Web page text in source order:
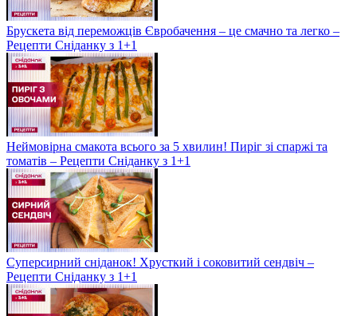
Брускета від переможців Євробачення – це смачно та легко –
Рецепти Сніданку з 1+1
Неймовірна смакота всього за 5 хвилин! Пиріг зі спаржі та
томатів – Рецепти Сніданку з 1+1
Суперсирний сніданок! Хрусткий і соковитий сендвіч –
Рецепти Сніданку з 1+1